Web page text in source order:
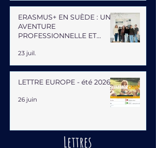
ERASMUS+ EN SUÈDE : UNE
AVENTURE
PROFESSIONNELLE ET
23 juil.
LETTRE EUROPE - été 2026
26 juin
Lettres